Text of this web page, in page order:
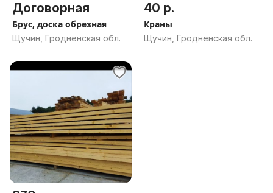
Договорная
Брус, доска обрезная
Щучин, Гродненская обл.
40 р.
Краны
Щучин, Гродненская обл.